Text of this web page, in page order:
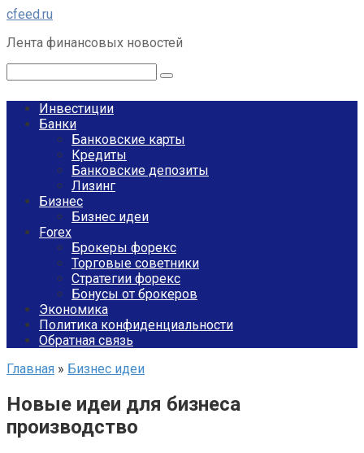
Перейти
контенту
cfeed.ru
Лента финансовых новостей
Инвестиции
Банки
Банковские карты
Кредиты
Банковские депозиты
Лизинг
Бизнес
Бизнес идеи
Forex
Брокеры форекс
Торговые советники
Стратегии форекс
Бонусы от брокеров
Экономика
Политика конфиденциальности
Обратная связь
Главная » Бизнес идеи
Новые идеи для бизнеса
производство